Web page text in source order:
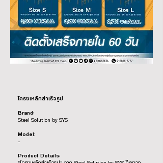
โครงเหล็กสำเร็จรูป
Brand:
Steel Solution by SYS
Model:
-
Product Details: